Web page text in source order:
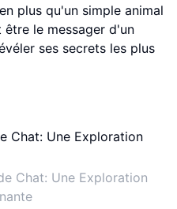
plus qu'un simple animal
le messager d'un
ses secrets les plus
Chat: Une Exploration